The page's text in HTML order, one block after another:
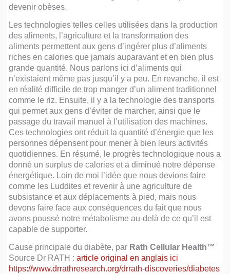
devenir obèses.
Les technologies telles celles utilisées dans la production
des aliments, l’agriculture et la transformation des
aliments permettent aux gens d’ingérer plus d’aliments
riches en calories que jamais auparavant et en bien plus
grande quantité. Nous parlons ici d’aliments qui
n’existaient même pas jusqu’il y a peu. En revanche, il est
en réalité difficile de trop manger d’un aliment traditionnel
comme le riz. Ensuite, il y a la technologie des transports
qui permet aux gens d’éviter de marcher, ainsi que le
passage du travail manuel à l’utilisation des machines.
Ces technologies ont réduit la quantité d’énergie que les
personnes dépensent pour mener à bien leurs activités
quotidiennes. En résumé, le progrès technologique nous a
donné un surplus de calories et a diminué notre dépense
énergétique. Loin de moi l’idée que nous devions faire
comme les Luddites et revenir à une agriculture de
subsistance et aux déplacements à pied, mais nous
devons faire face aux conséquences du fait que nous
avons poussé notre métabolisme au-delà de ce qu’il est
capable de supporter.
Cause principale du diabète, par Rath Cellular Health™
Source Dr RATH :article original en anglais ici
https://www.drrathresearch.org/drrath-discoveries/diabetes